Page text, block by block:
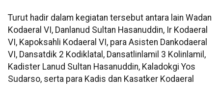
Turut hadir dalam kegiatan tersebut antara lain Wadan
Kodaeral VI, Danlanud Sultan Hasanuddin, Ir Kodaeral
VI, Kapoksahli Kodaeral VI, para Asisten Dankodaeral
VI, Dansatdik 2 Kodiklatal, Dansatlinlamil 3 Kolinlamil,
Kadister Lanud Sultan Hasanuddin, Kaladokgi Yos
Sudarso, serta para Kadis dan Kasatker Kodaeral